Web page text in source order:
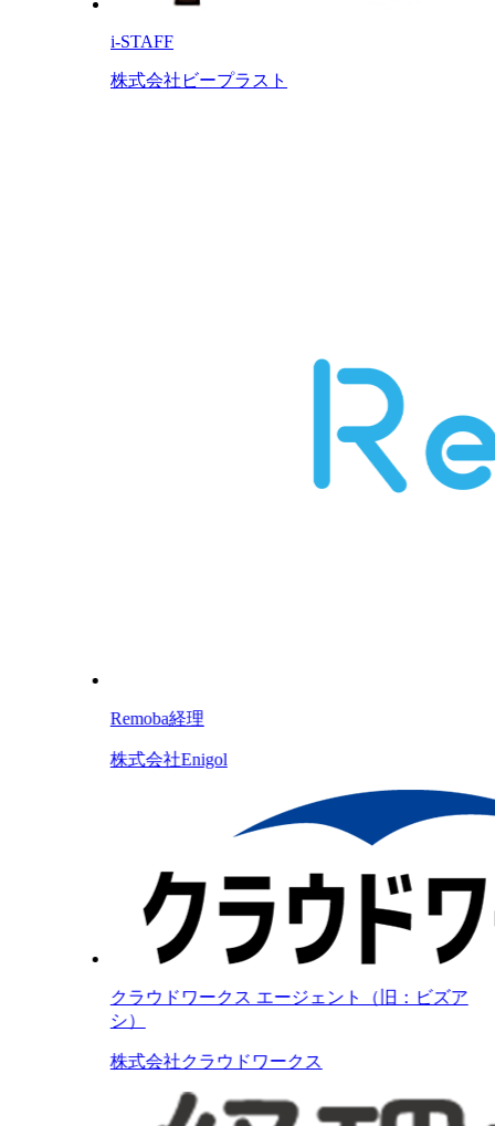
i-STAFF
株式会社ビープラスト
Remoba経理
株式会社Enigol
クラウドワークス エージェント（旧：ビズア
シ）
株式会社クラウドワークス